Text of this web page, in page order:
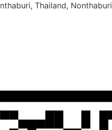
Thailand, Nonthaburi